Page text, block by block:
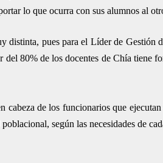
lo que ocurra con sus alumnos al
distinta, pues para el Líder de Gestión
80% de los docentes de Chía tiene
de los funcionarios que
según las necesidades de